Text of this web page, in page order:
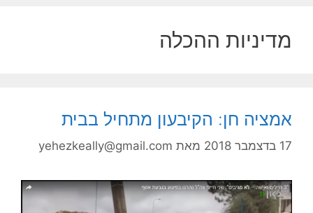
מדיניות ההכלה
אמציה חן: הקיבעון מתחיל בבית
17 בדצמבר 2018 מאת yehezkeally@gmail.com